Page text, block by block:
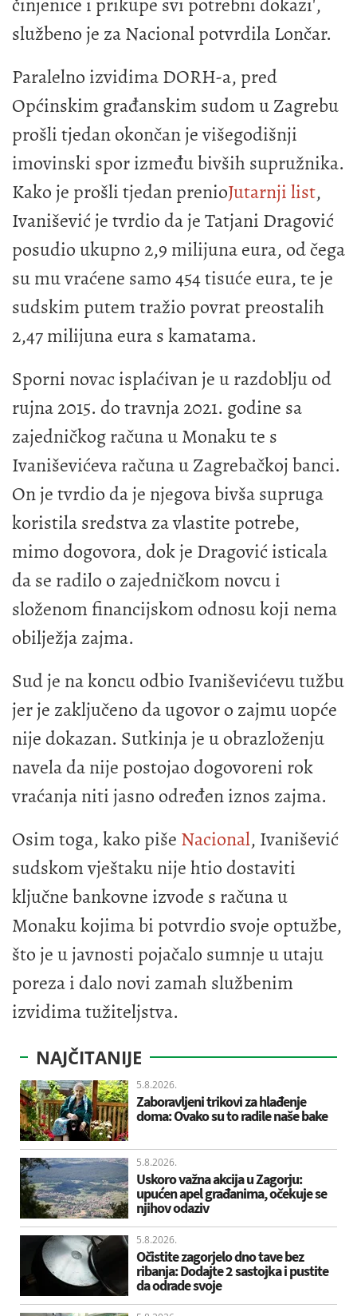
službeno je za Nacional potvrdila Lončar.
Paralelno izvidima DORH-a, pred
Općinskim građanskim sudom u Zagrebu
prošli tjedan okončan je višegodišnji
imovinski spor između bivših supružnika.
Kako je prošli tjedan prenioJutarnji list,
Ivanišević je tvrdio da je Tatjani Dragović
posudio ukupno 2,9 milijuna eura, od čega
su mu vraćene samo 454 tisuće eura, te je
sudskim putem tražio povrat preostalih
2,47 milijuna eura s kamatama.
Sporni novac isplaćivan je u razdoblju od
rujna 2015. do travnja 2021. godine sa
zajedničkog računa u Monaku te s
Ivaniševićeva računa u Zagrebačkoj banci.
On je tvrdio da je njegova bivša supruga
koristila sredstva za vlastite potrebe,
mimo dogovora, dok je Dragović isticala
da se radilo o zajedničkom novcu i
složenom financijskom odnosu koji nema
obilježja zajma.
Sud je na koncu odbio Ivaniševićevu tužbu
jer je zaključeno da ugovor o zajmu uopće
nije dokazan. Sutkinja je u obrazloženju
navela da nije postojao dogovoreni rok
vraćanja niti jasno određen iznos zajma.
Osim toga, kako piše Nacional, Ivanišević
sudskom vještaku nije htio dostaviti
ključne bankovne izvode s računa u
Monaku kojima bi potvrdio svoje optužbe,
što je u javnosti pojačalo sumnje u utaju
poreza i dalo novi zamah službenim
izvidima tužiteljstva.
NAJČITANIJE
5.8.2026.
Zaboravljeni trikovi za hlađenje
doma: Ovako su to radile naše bake
5.8.2026.
Uskoro važna akcija u Zagorju:
upućen apel građanima, očekuje se
njihov odaziv
5.8.2026.
Očistite zagorjelo dno tave bez
ribanja: Dodajte 2 sastojka i pustite
da odrade svoje